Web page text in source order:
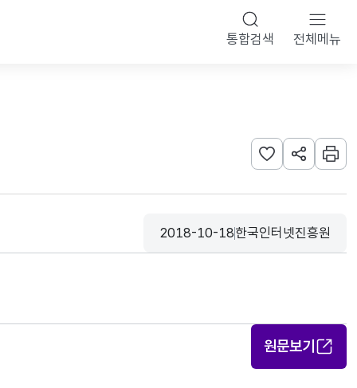
통합검색 전체메뉴
관심사 등록하기
URL 공유하
인쇄
등록일
2018-10-18
수집기관
한국인터넷진흥원
원문보기